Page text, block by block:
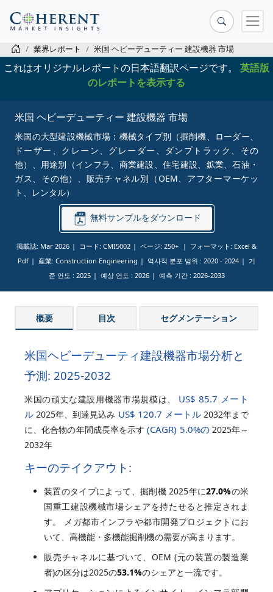
業界レポート 米国 ヘビーデューティー 建設機器 市場
これはオリジナルレポートの日本語翻訳ページです。 英語版
のレポートを表示する
米国 ヘビーデューティー 建設機器 市場
米国の大型建設機械市場：機械タイプ別（掘削機、ローダー、
ドーザー、クレーン、グレーダー、ダンプトラック、その
他）、用途別（インフラ、商業建設、住宅建設、鉱業、石油・
ガス、その他）、販売チャネル別（OEM、アフターマーケッ
ト、レンタル）
無料サンプルをダウンロード
掲載誌: Mar 2026 コード: CMI5002 ページ: 250+
フォーマット: Excel &
Pdf
産業: Construction Engineering 역사적 분포 범위 : 2020 - 2024
기
준 연도 : 2025 예상 연도 : 2026 예측 기간 : 2026-2033
概要 目次 セグメンテーション
米国ヘビーデューティ建設機器市場分析と
予測: 2025-2032
米国の頑丈な建設用機器市場規模は、 US$ 85.7 メート
ル 2025年、到達見込み US$ 120.7 メートル2032年まで
に、化合物の年間成長率を示す(CAGR) 5.0%の 2025年～
2032年
キーのテイクアウト:
装置のタイプによって、掘削機 2025年に27.0%の米
国重工建設機械市場シェアを持たせると推定されま
す。 メガ都市インフラや都市開発プロジェクトにお
いて、高機能・多機能掘削機の需要が高まります。
販売チャネルに基づいて、OEM (元の装置の製造業
者)の区分は2025の53.1%のシェアと一流です。